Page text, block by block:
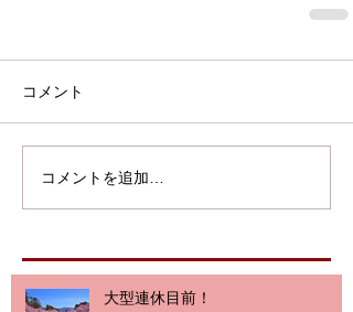
コメント
コメントを追加…
大型連休目前！